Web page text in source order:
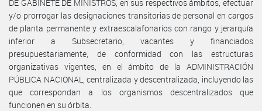
DE GABINETE DE MINISTROS, en sus respectivos ámbitos, efectuar
y/o prorrogar las designaciones transitorias de personal en cargos
de planta permanente y extraescalafonarios con rango y jerarquía
inferior a Subsecretario, vacantes y financiados
presupuestariamente, de conformidad con las estructuras
organizativas vigentes, en el ámbito de la ADMINISTRACIÓN
PÚBLICA NACIONAL, centralizada y descentralizada, incluyendo las
que correspondan a los organismos descentralizados que
funcionen en su órbita.